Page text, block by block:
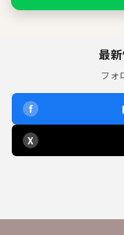
最
フォ
f
X